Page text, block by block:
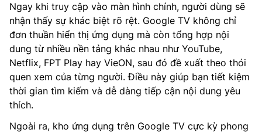
Ngay khi truy cập vào màn hình chính, người dùng sẽ
nhận thấy sự khác biệt rõ rệt. Google TV không chỉ
đơn thuần hiển thị ứng dụng mà còn tổng hợp nội
dung từ nhiều nền tảng khác nhau như YouTube,
Netflix, FPT Play hay VieON, sau đó đề xuất theo thói
quen xem của từng người. Điều này giúp bạn tiết kiệm
thời gian tìm kiếm và dễ dàng tiếp cận nội dung yêu
thích.
Ngoài ra, kho ứng dụng trên Google TV cực kỳ phong